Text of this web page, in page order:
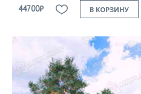
44700₽ В КОРЗИНУ